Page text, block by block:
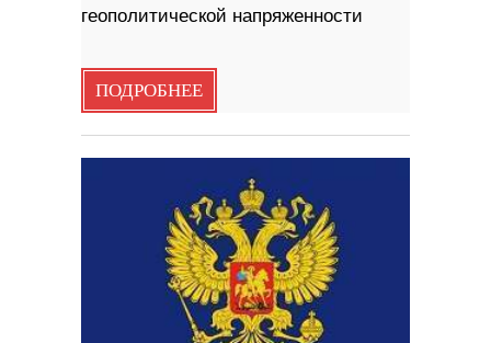
геополитической напряженности
ПОДРОБНЕЕ